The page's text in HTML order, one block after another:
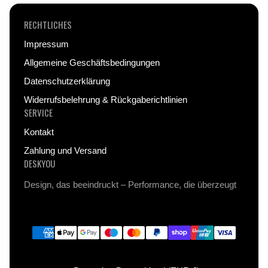
RECHTLICHES
Impressum
Allgemeine Geschäftsbedingungen
Datenschutzerklärung
Widerrufsbelehrung & Rückgaberichtlinien
SERVICE
Kontakt
Zahlung und Versand
DESKYOU
Design, das beeindruckt – Performance, die überzeugt